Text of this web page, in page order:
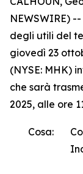
NEWSWIRE)
degli utili del
giovedì 23
(NYSE: MHK)
che sarà
2025, alle ore
Cosa: